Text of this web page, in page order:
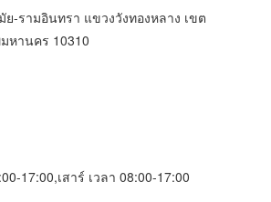
ย-รามอินทรา แขวงวังทองหลาง เขต
หานคร 10310
17:00,เสาร์ เวลา 08:00-17:00